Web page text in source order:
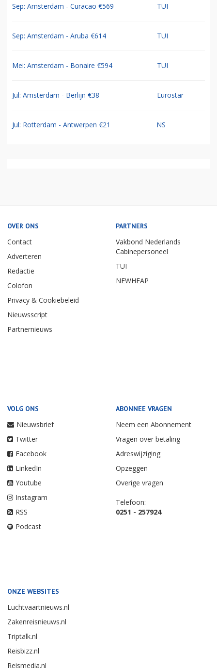
Sep: Amsterdam - Curacao €569 TUI
Sep: Amsterdam - Aruba €614 TUI
Mei: Amsterdam - Bonaire €594 TUI
Jul: Amsterdam - Berlijn €38 Eurostar
Jul: Rotterdam - Antwerpen €21 NS
OVER ONS
Contact
Adverteren
Redactie
Colofon
Privacy & Cookiebeleid
Nieuwsscript
Partnernieuws
PARTNERS
Vakbond Nederlands
Cabinepersoneel
TUI
NEWHEAP
VOLG ONS
Nieuwsbrief
Twitter
Facebook
LinkedIn
Youtube
Instagram
RSS
Podcast
ABONNEE VRAGEN
Neem een Abonnement
Vragen over betaling
Adreswijziging
Opzeggen
Overige vragen
Telefoon:
0251 - 257924
ONZE WEBSITES
Luchtvaartnieuws.nl
Zakenreisnieuws.nl
Triptalk.nl
Reisbizz.nl
Reismedia.nl